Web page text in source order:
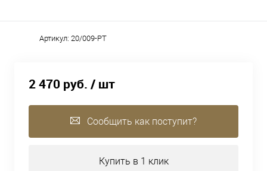
Артикул: 20/009-PT
2 470 руб. / шт
Сообщить как поступит?
Купить в 1 клик